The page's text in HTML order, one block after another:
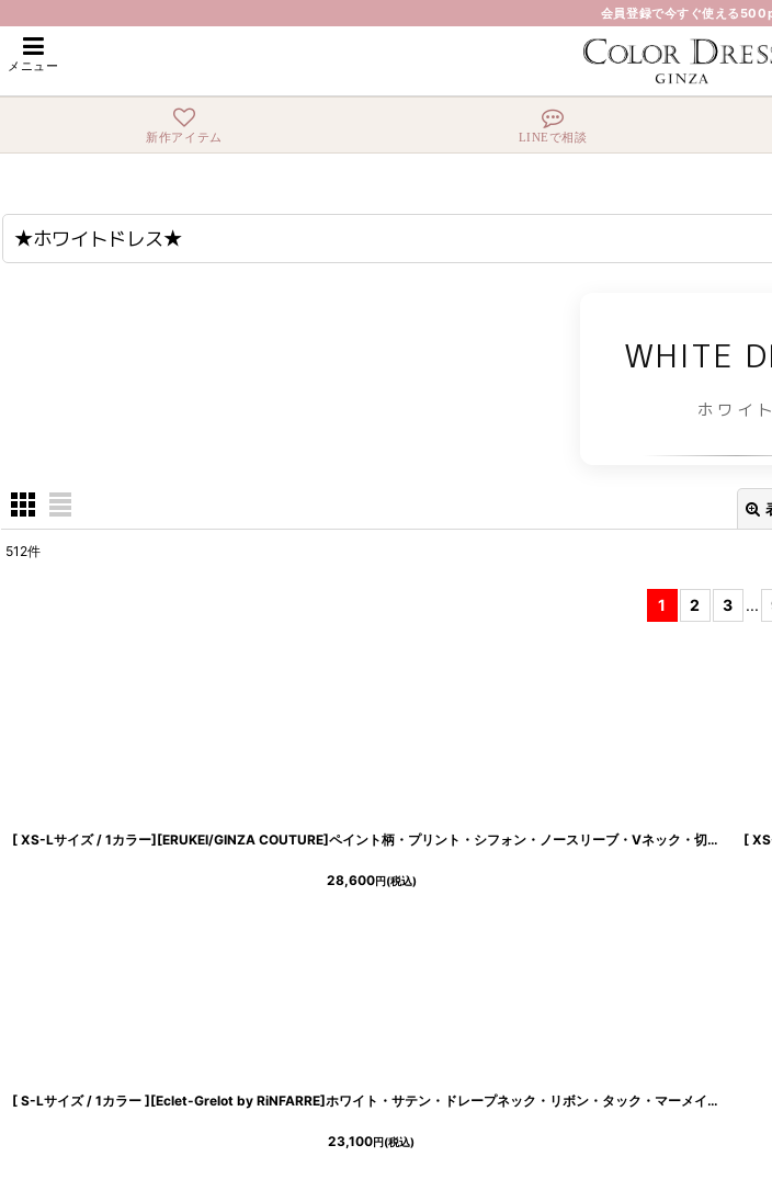
会員登録で今すぐ使える
メニュー
新作アイテム LINEで相談
ホーム > ★ホワイトドレス★
★ホワイトドレス★
WHITE
ホワイト
512件
1 2 3 ...
[ XS-Lサイズ / 1カラー][ERUKEI/GINZA COUTURE]ペイント柄・プリント・シフォン・ノースリーブ・Vネック・切替・フリル・Aライン・ロングドレス[送料無料]
28,600円(税込)
[ S-Lサイズ / 1カラー ][Eclet-Grelot by RiNFARRE]ホワイト・サテン・ドレープネック・リボン・タック・マーメイド・ノースリーブ・ミディアムドレス・エクラグレロ [奈月セナ着用][送料無料]
23,100円(税込)